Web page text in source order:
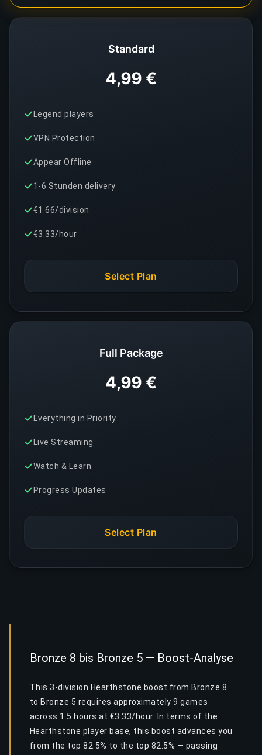
Standard
4,99 €
Legend players
VPN Protection
Appear Offline
1-6 Stunden delivery
€1.66/division
€3.33/hour
Select Plan
Full Package
4,99 €
Everything in Priority
Live Streaming
Watch & Learn
Progress Updates
Select Plan
Bronze 8 bis Bronze 5 — Boost-Analyse
This 3-division Hearthstone boost from Bronze 8
to Bronze 5 requires approximately 9 games
across 1.5 hours at €3.33/hour. In terms of the
Hearthstone player base, this boost advances you
from the top 82.5% to the top 82.5% — passing